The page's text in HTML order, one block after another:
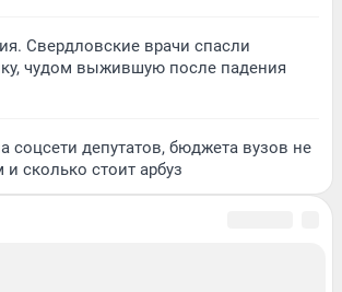
Свердловские врачи спасли
чудом выжившую после падения
соцсети депутатов, бюджета вузов не
сколько стоит арбуз